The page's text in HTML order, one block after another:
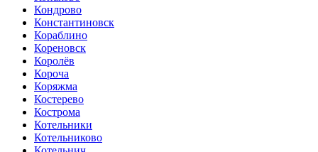
Кондрово
Константиновск
Кораблино
Кореновск
Королёв
Короча
Коряжма
Костерево
Кострома
Котельники
Котельниково